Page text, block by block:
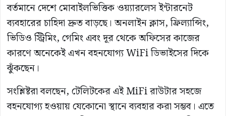
বর্তমানে দেশে মোবাইলভিত্তিক ওয়্যারলেস ইন্টারনেট
ব্যবহারের চাহিদা দ্রুত বাড়ছে। অনলাইন ক্লাস, ফ্রিল্যান্সিং,
ভিডিও স্ট্রিমিং, গেমিং এবং দূর থেকে অফিসের কাজের
কারণে অনেকেই এখন বহনযোগ্য WiFi ডিভাইসের দিকে
ঝুঁকছেন।
সংশ্লিষ্টরা বলছেন, টেলিটকের এই MiFi রাউটার সহজে
বহনযোগ্য হওয়ায় যেকোনো স্থানে ব্যবহার করা সম্ভব। এতে